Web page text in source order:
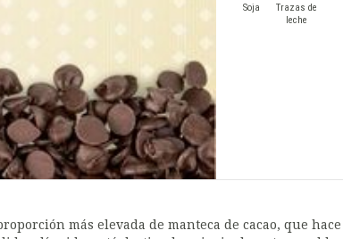
Soja
Trazas de
leche
más elevada de manteca de cacao, que